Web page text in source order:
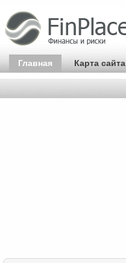
Главная Карта сайта